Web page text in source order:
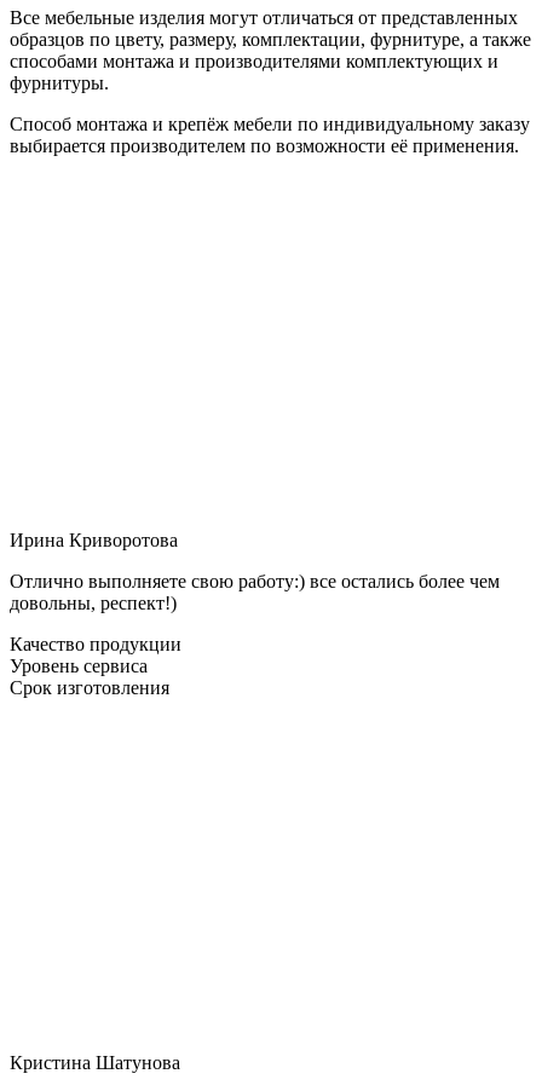
Все мебельные изделия могут отличаться от представленных
образцов по цвету, размеру, комплектации, фурнитуре, а также
способами монтажа и производителями комплектующих и
фурнитуры.
Способ монтажа и крепёж мебели по индивидуальному заказу
выбирается производителем по возможности её применения.
Ирина Криворотова
Отлично выполняете свою работу:) все остались более чем
довольны, респект!)
Качество продукции
Уровень сервиса
Срок изготовления
Кристина Шатунова